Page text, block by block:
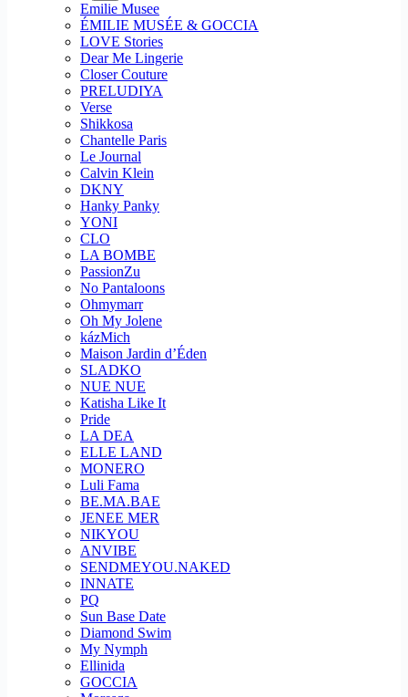
Emilie Musee
ÉMILIE MUSÉE & GOCCIA
LOVE Stories
Dear Me Lingerie
Closer Couture
PRELUDIYA
Verse
Shikkosa
Chantelle Paris
Le Journal
Calvin Klein
DKNY
Hanky Panky
YONI
CLO
LA BOMBE
PassionZu
No Pantaloons
Ohmymarr
Oh My Jolene
kázMich
Maison Jardin d’Éden
SLADKO
NUE NUE
Katisha Like It
Pride
LA DEA
ELLE LAND
MONERO
Luli Fama
BE.MA.BAE
JENEE MER
NIKYOU
ANVIBE
SENDMEYOU.NAKED
INNATE
PQ
Sun Base Date
Diamond Swim
My Nymph
Ellinida
GOCCIA